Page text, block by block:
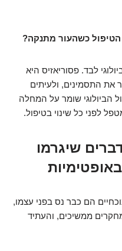
לבד. פסוריאזיס היא
את התסמינים, ולעיתים
הביולוגי שומר על המחלה
לפני כל שינוי בטיפול.
העתיד כבר כאן: 7 דברים שיגרמו
הם כבר נס בפני עצמו,
ממשיכים, והעתיד